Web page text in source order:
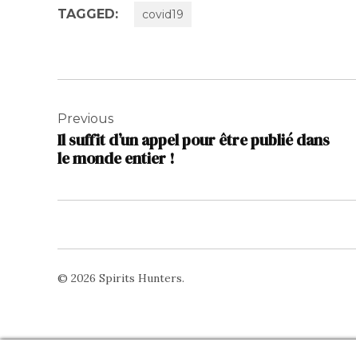
TAGGED: covid19
de
l’article
Previous
Il suffit d’un appel pour être publié dans
le monde entier !
© 2026 Spirits Hunters.